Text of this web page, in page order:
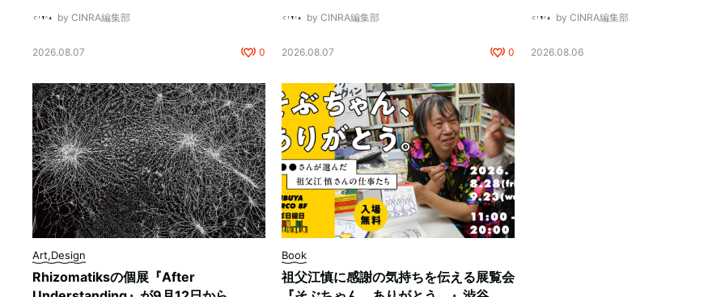
by CINRA編集部
2026.08.07 0
by CINRA編集部
2026.08.07 0
by CINRA編集部
2026.08.06
Art,Design
Rhizomatiksの個展『After
Book
祖父江慎に感謝の気持ちを伝える展覧会